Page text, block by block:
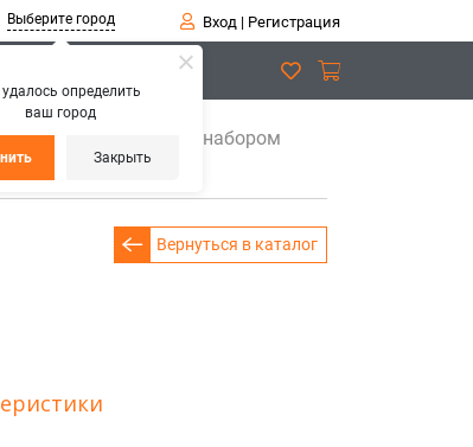
удалось определить
ваш город
Закрыть
Выберите город Вход| Регистрация
OHT699V Матрица с набором
Вернуться в каталог